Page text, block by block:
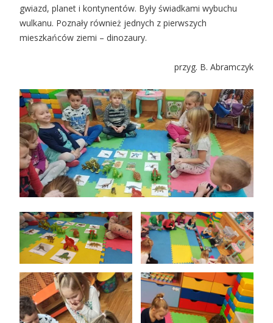
gwiazd, planet i kontynentów. Były świadkami wybuchu
wulkanu. Poznały również jednych z pierwszych
mieszkańców ziemi – dinozaury.
przyg. B. Abramczyk